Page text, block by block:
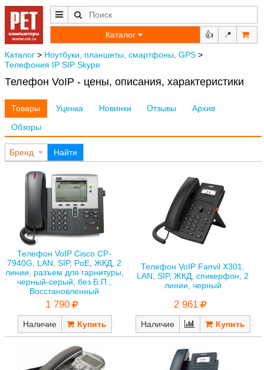
Каталог 👍 📍
Каталог > Ноутбуки, планшеты, смартфоны, GPS >
Телефония IP SIP Skype
Телефон VoIP - цены, описания, характеристики
Товары Уценка Новинки Отзывы
Архив
Обзоры
Бренд Найти
Телефон VoIP Cisco CP-
7940G, LAN, SIP, PoE, ЖКД, 2
линии, разъем для гарнитуры,
черный-серый, без Б.П.,
Восстановленный
1 790
Наличие
Телефон VoIP Fanvil X301,
LAN, SIP, ЖКД, спикерфон, 2
линии, черный
2 961
Наличие